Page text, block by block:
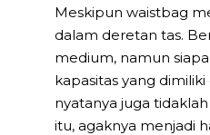
Meskipun waistbag
dalam deretan tas.
medium, namun
kapasitas yang
nyatanya juga
itu, agaknya menjadi